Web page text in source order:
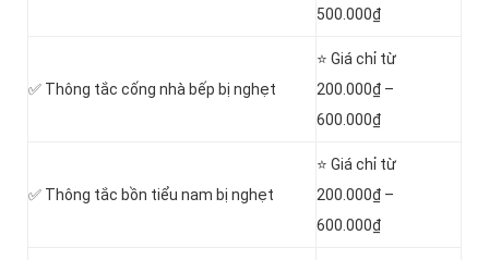
500.000₫
✅ Thông tắc cống nhà bếp bị nghẹt
⭐ Giá chỉ từ
200.000₫ –
600.000₫
✅ Thông tắc bồn tiểu nam bị nghẹt
⭐ Giá chỉ từ
200.000₫ –
600.000₫